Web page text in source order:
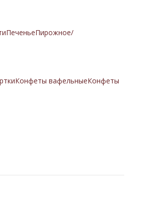
ПеченьеПирожное/
Конфеты вафельныеКонфеты